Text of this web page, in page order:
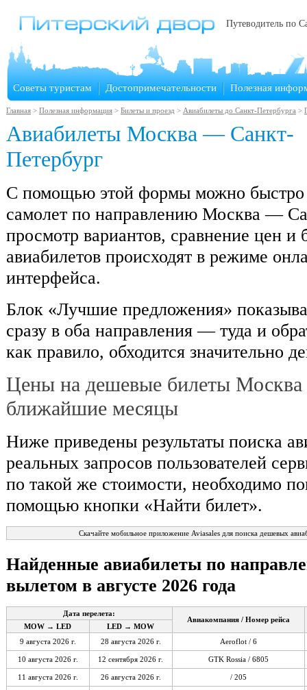
Путеводитель по
Советы туристам Достопримечательности Полезная
Главная > Полезная информация > Билеты и проезд > Авиабилеты до Санкт-Петербурга >
Авиабилеты Москва — Санкт-
Петербург
С помощью этой формы можно быстро
самолет по направлению Москва —
просмотр вариантов, сравнение цен и
авиабилетов происходят в режиме
интерфейса.
Блок «Лучшие предложения»
сразу в оба направления — туда и
как правило, обходится значительно
Цены на дешевые билеты
ближайшие месяцы
Ниже приведены результаты поиска
реальных запросов пользователей
по такой же стоимости, необходимо
помощью кнопки «Найти билет».
Скачайте мобильное приложение Aviasales для поиска дешевых
Найденные авиабилеты по
вылетом в августе 2026 года
Дата перелета:
Авиакомпания / Номер рейса
MOW → LED
LED → MOW
9 августа 2026 г.
28 августа 2026 г. Aeroflot / 6
10 августа 2026 г. 12 сентября 2026 г. GTK Rossia / 6805
11 августа 2026 г. 26 августа 2026 г. / 205